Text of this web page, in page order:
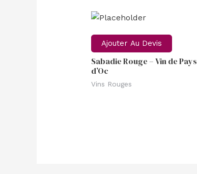
Ajouter Au Devis
Sabadie Rouge – Vin de Pays
d’Oc
Vins Rouges